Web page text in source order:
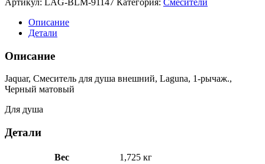
Описание
Детали
Описание
Jaquar, Смеситель для душа внешний, Laguna, 1-рычаж.,
Черный матовый
Для душа
Детали
Вес
1,725 кг